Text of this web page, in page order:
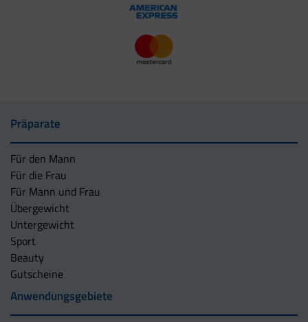
Präparate
Für den Mann
Für die Frau
Für Mann und Frau
Übergewicht
Untergewicht
Sport
Beauty
Gutscheine
Anwendungsgebiete